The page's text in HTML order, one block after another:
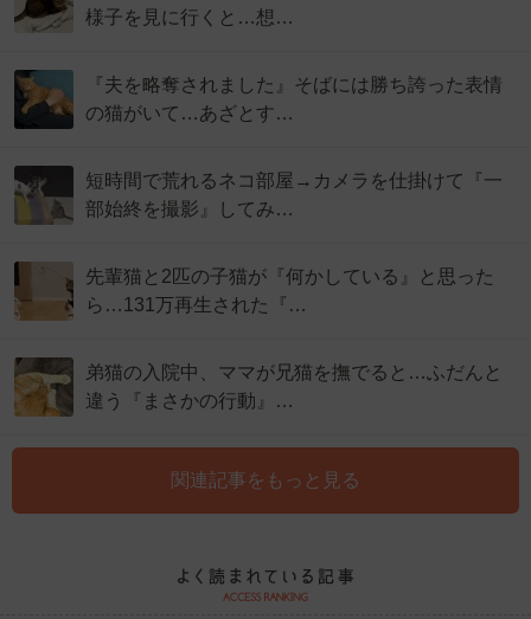
様子を見に行くと…想…
『夫を略奪されました』そばには勝ち誇った表情
の猫がいて…あざとす…
短時間で荒れるネコ部屋→カメラを仕掛けて『一
部始終を撮影』してみ…
先輩猫と2匹の子猫が『何かしている』と思った
ら…131万再生された『…
弟猫の入院中、ママが兄猫を撫でると…ふだんと
違う『まさかの行動』…
関連記事をもっと見る